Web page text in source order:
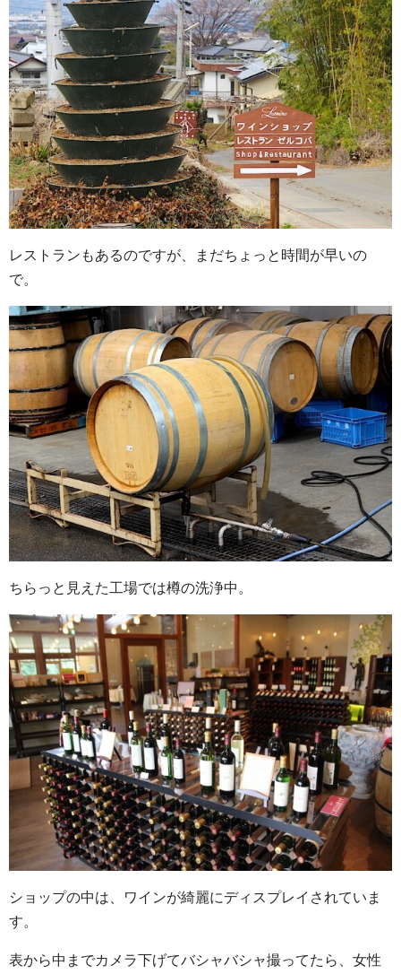
レストランもあるのですが、まだちょっと時間が早いの
で。
ちらっと見えた工場では樽の洗浄中。
ショップの中は、ワインが綺麗にディスプレイされていま
す。
表から中までカメラ下げてバシャバシャ撮ってたら、女性